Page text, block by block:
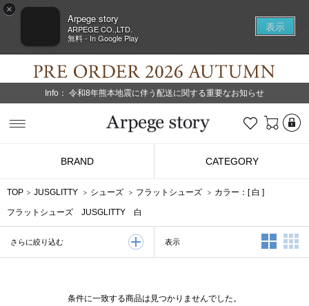
×
Arpege story
ARPEGE CO.,LTD.
無料 - In Google Play
表示
Info： 令和8年熊本地震に伴う配送に関する重要なお知らせ
お気に入り
BRAND CATEGORY
TOP JUSGLITTY シューズ フラットシューズ カラー：[白 ]
フラットシューズ JUSGLITTY 白
さらに絞り込む 表示 2列表示
条件に一致する商品は見つかりませんでした。